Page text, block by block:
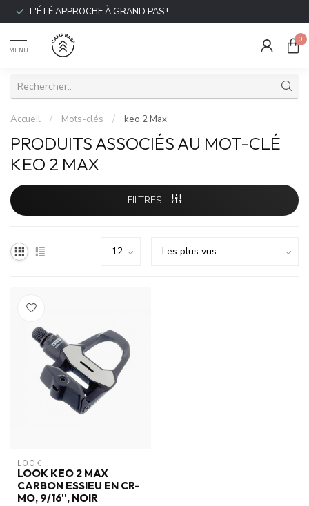
L'ÉTÉ APPROCHE À GRAND PAS !
MENU
0
Accueil / Mots-clés / keo 2 Max
PRODUITS ASSOCIÉS AU MOT-CLÉ
KEO 2 MAX
FILTRES
LOOK
LOOK KEO 2 MAX
CARBON ESSIEU EN CR-
MO, 9/16'', NOIR